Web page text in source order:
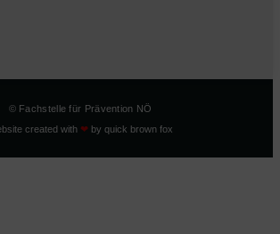
© Fachstelle für Prävention NÖ
created with ❤ by quick brown fox